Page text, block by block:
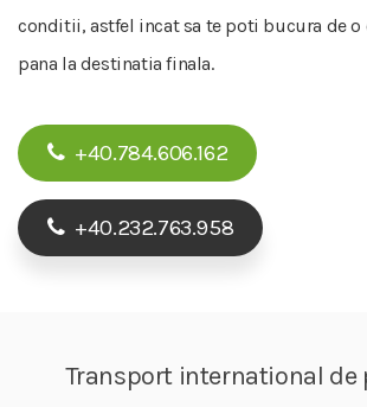
conditii, astfel incat sa te poti bucura de o
pana la destinatia finala.
+40.784.606.162
+40.232.763.958
Transport international de